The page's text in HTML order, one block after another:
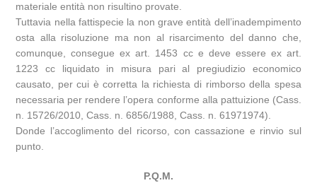
materiale entità non risultino provate.
Tuttavia nella fattispecie la non grave entità dell’inadempimento
osta alla risoluzione ma non al risarcimento del danno che,
comunque, consegue ex art. 1453 cc e deve essere ex art.
1223 cc liquidato in misura pari al pregiudizio economico
causato, per cui è corretta la richiesta di rimborso della spesa
necessaria per rendere l’opera conforme alla pattuizione (Cass.
n. 15726/2010, Cass. n. 6856/1988, Cass. n. 61971974).
Donde l’accoglimento del ricorso, con cassazione e rinvio sul
punto.
P.Q.M.